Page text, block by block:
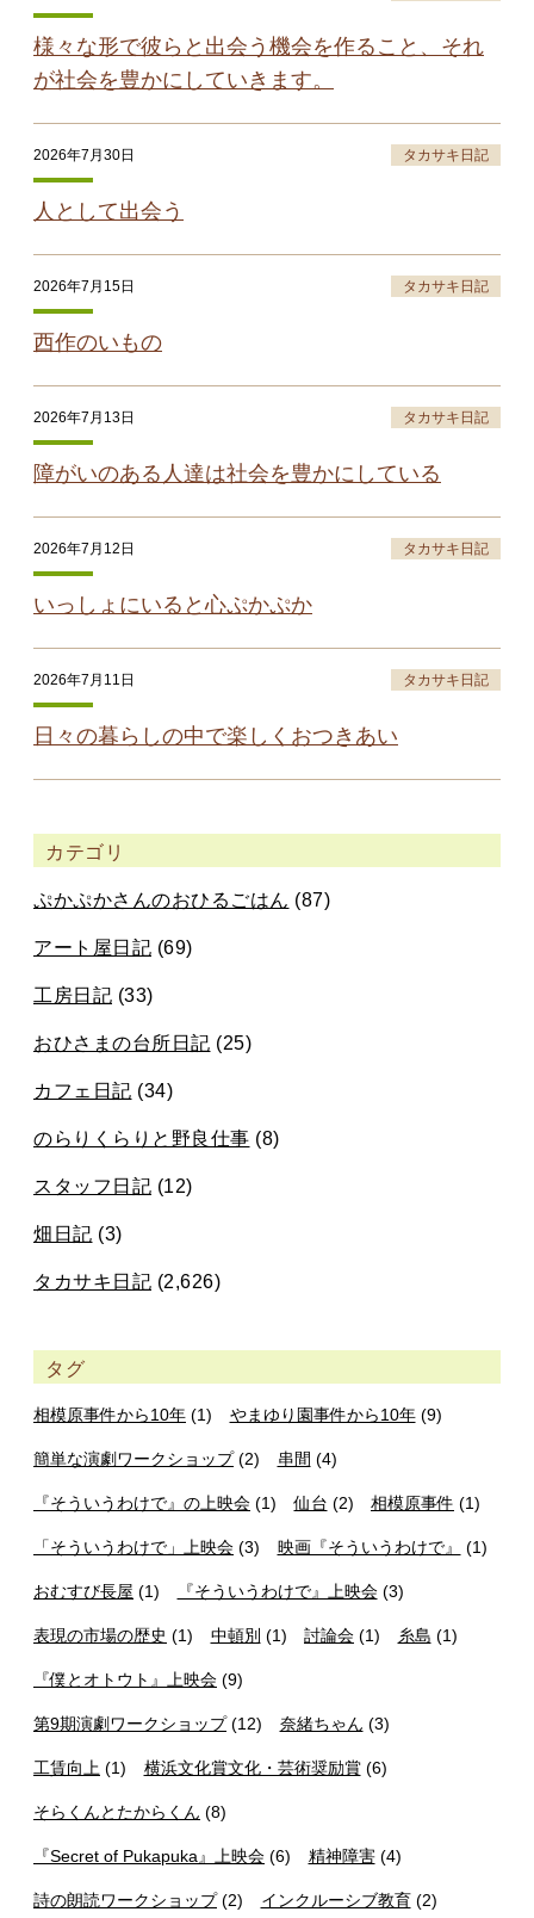
様々な形で彼らと出会う機会を作ること、それ
が社会を豊かにしていきます。
2026年7月30日 タカサキ日記
人として出会う
2026年7月15日 タカサキ日記
西作のいもの
2026年7月13日 タカサキ日記
障がいのある人達は社会を豊かにしている
2026年7月12日 タカサキ日記
いっしょにいると心ぷかぷか
2026年7月11日 タカサキ日記
日々の暮らしの中で楽しくおつきあい
カテゴリ
ぷかぷかさんのおひるごはん (87)
アート屋日記 (69)
工房日記 (33)
おひさまの台所日記 (25)
カフェ日記 (34)
のらりくらりと野良仕事 (8)
スタッフ日記 (12)
畑日記 (3)
タカサキ日記 (2,626)
タグ
相模原事件から10年 (1) やまゆり園事件から10年(9)
簡単な演劇ワークショップ(2) 串間 (4)
『そういうわけで』の上映会 (1) 仙台 (2) 相模原事件 (1)
「そういうわけで」上映会 (3) 映画『そういうわけで』 (1)
おむすび長屋 (1) 『そういうわけで』上映会(3)
表現の市場の歴史 (1) 中頓別 (1) 討論会 (1) 糸島 (1)
『僕とオトウト』上映会 (9)
第9期演劇ワークショップ(12) 奈緒ちゃん (3)
工賃向上 (1) 横浜文化賞文化・芸術奨励賞(6)
そらくんとたからくん (8)
『Secret of Pukapuka』上映会 (6) 精神障害(4)
詩の朗読ワークショップ(2) インクルーシブ教育(2)